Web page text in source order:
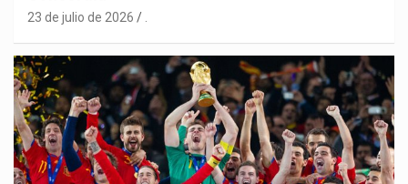
23 de julio de 2026